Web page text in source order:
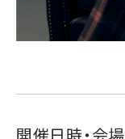
開催日時・会場